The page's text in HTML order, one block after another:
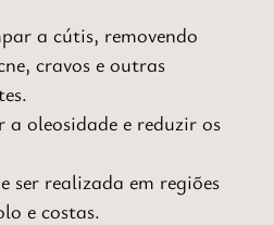
a cútis, removendo
cravos e outras
oleosidade e reduzir os
ser realizada em regiões
e costas.